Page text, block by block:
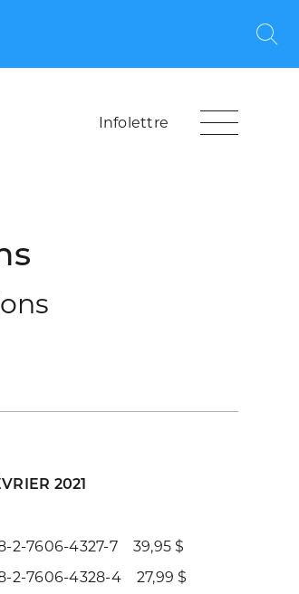
Infolettre
2021
2-7606-4327-7 39,95 $
2-7606-4328-4 27,99 $